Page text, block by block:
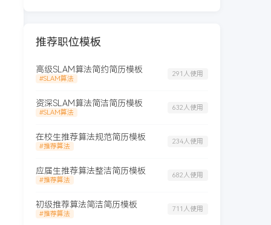
推荐职位模板
高级SLAM算法简约简历模板
#SLAM算法
291人使用
资深SLAM算法简洁简历模板
#SLAM算法
632人使用
在校生推荐算法规范简历模板
#推荐算法
234人使用
应届生推荐算法整洁简历模板
#推荐算法
682人使用
初级推荐算法简洁简历模板
#推荐算法
711人使用